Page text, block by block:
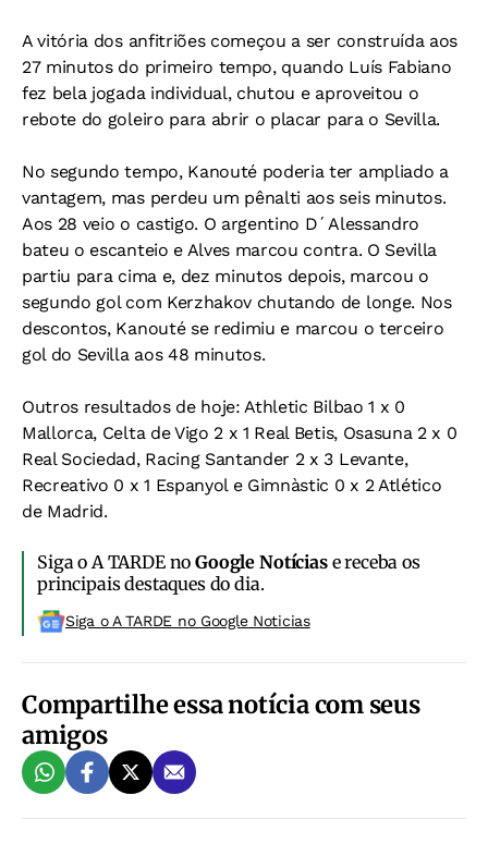
A vitória dos anfitriões começou a ser construída aos
27 minutos do primeiro tempo, quando Luís Fabiano
fez bela jogada individual, chutou e aproveitou o
rebote do goleiro para abrir o placar para o Sevilla.
No segundo tempo, Kanouté poderia ter ampliado a
vantagem, mas perdeu um pênalti aos seis minutos.
Aos 28 veio o castigo. O argentino D´Alessandro
bateu o escanteio e Alves marcou contra. O Sevilla
partiu para cima e, dez minutos depois, marcou o
segundo gol com Kerzhakov chutando de longe. Nos
descontos, Kanouté se redimiu e marcou o terceiro
gol do Sevilla aos 48 minutos.
Outros resultados de hoje: Athletic Bilbao 1 x 0
Mallorca, Celta de Vigo 2 x 1 Real Betis, Osasuna 2 x 0
Real Sociedad, Racing Santander 2 x 3 Levante,
Recreativo 0 x 1 Espanyol e Gimnàstic 0 x 2 Atlético
de Madrid.
Siga o A TARDE noGoogle Notíciase receba os
principais destaques do dia.
Siga o A TARDE no Google Noticias
Compartilhe essa notícia com seus
amigos